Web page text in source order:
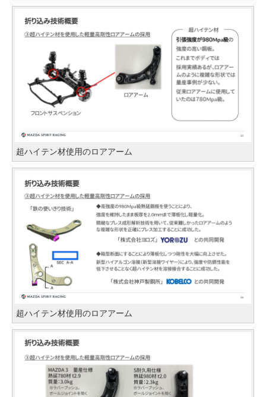
超ハイテン材使用のロアアーム
超ハイテン材使用のロアアーム